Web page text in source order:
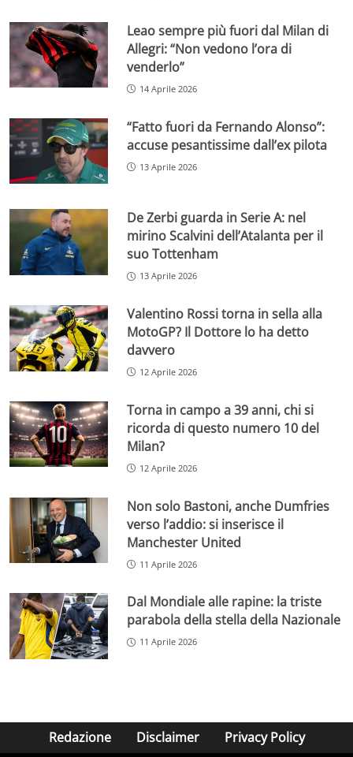
Leao sempre più fuori dal Milan di
Allegri: “Non vedono l’ora di
venderlo”
14 Aprile 2026
“Fatto fuori da Fernando Alonso”:
accuse pesantissime dall’ex pilota
13 Aprile 2026
De Zerbi guarda in Serie A: nel
mirino Scalvini dell’Atalanta per il
suo Tottenham
13 Aprile 2026
Valentino Rossi torna in sella alla
MotoGP? Il Dottore lo ha detto
davvero
12 Aprile 2026
Torna in campo a 39 anni, chi si
ricorda di questo numero 10 del
Milan?
12 Aprile 2026
Non solo Bastoni, anche Dumfries
verso l’addio: si inserisce il
Manchester United
11 Aprile 2026
Dal Mondiale alle rapine: la triste
parabola della stella della Nazionale
11 Aprile 2026
Redazione Disclaimer Privacy Policy